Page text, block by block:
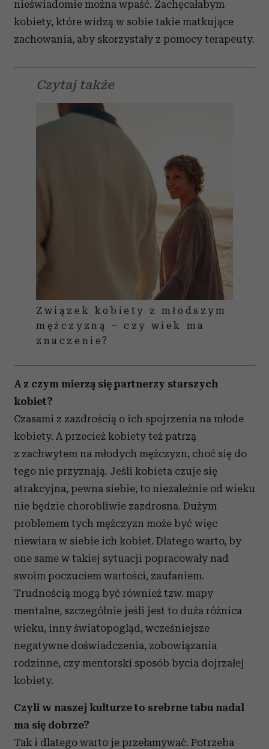
nieświadomie można wpaść. Zachęcałabym
kobiety, które widzą w sobie takie matkujące
zachowania, aby skorzystały z pomocy terapeuty.
Czytaj także
Związek kobiety z młodszym
mężczyzną – czy wiek ma
znaczenie?
A z czym mierzą się partnerzy starszych
kobiet?
Czasami z zazdrością o ich spojrzenia na młode
kobiety. A przecież kobiety też patrzą
z zachwytem na młodych mężczyzn, choć się do
tego nie przyznają. Jeśli kobieta czuje się
atrakcyjna, pewna siebie, to niezależnie od wieku
nie będzie chorobliwie zazdrosna. Dużym
problemem tych mężczyzn może być więc
niewiara w siebie ich kobiet. Dlatego warto, by
one same w takiej sytuacji popracowały nad
swoim poczuciem wartości, zaufaniem.
Trudnością mogą być również tzw. mapy
mentalne, szczególnie jeśli jest to duża różnica
wieku, inny światopogląd, wcześniejsze
negatywne doświadczenia, zobowiązania
rodzinne, czy mentorski sposób bycia dojrzałej
kobiety.
Czyli w naszej kulturze to srebrne tabu nadal
ma się dobrze?
Tak i dlatego warto je przełamywać. Potrzeba